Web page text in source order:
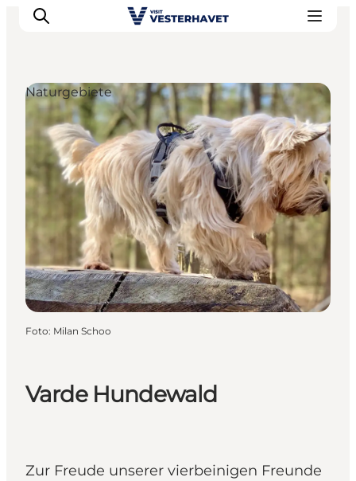
Events
Erlebnisse
Unsere Städte
Essen & Übernachtung
Tickets kaufen
Plane deine Reise
Varde Hundewald
Zur Freude unserer vierbeinigen Freunde
Naturgebiete
Foto: Milan Schoo